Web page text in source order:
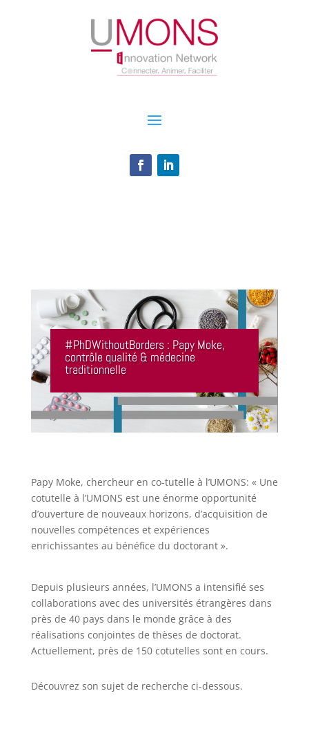
#PhDWithoutBorders : Papy Moke,
contrôle qualité & médecine
traditionnelle
Papy Moke, chercheur en co-tutelle à l’UMONS: « Une
cotutelle à l’UMONS est une énorme opportunité
d’ouverture de nouveaux horizons, d’acquisition de
nouvelles compétences et expériences
enrichissantes au bénéfice du doctorant ».
Depuis plusieurs années, l’UMONS a intensifié ses
collaborations avec des universités étrangères dans
près de 40 pays dans le monde grâce à des
réalisations conjointes de thèses de doctorat.
Actuellement, près de 150 cotutelles sont en cours.
Découvrez son sujet de recherche ci-dessous.